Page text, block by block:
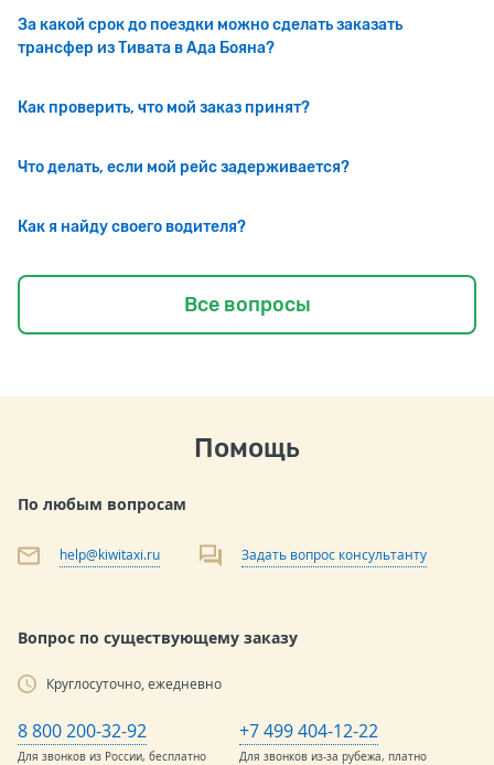
За какой срок до поездки можно сделать заказать
трансфер из Тивата в Ада Бояна?
Как проверить, что мой заказ принят?
Что делать, если мой рейс задерживается?
Как я найду своего водителя?
Все вопросы
Помощь
По любым вопросам
help@kiwitaxi.ru Задать вопрос консультанту
Вопрос по существующему заказу
Круглосуточно, ежедневно
8 800 200-32-92
Для звонков из России, бесплатно
+7 499 404-12-22
Для звонков из-за рубежа, платно